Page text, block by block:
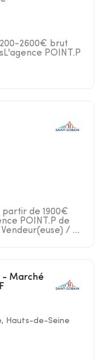
2600€ brut
POINT.P
partir de 1900€
POINT.P de
/ ...
Hauts-de-Seine